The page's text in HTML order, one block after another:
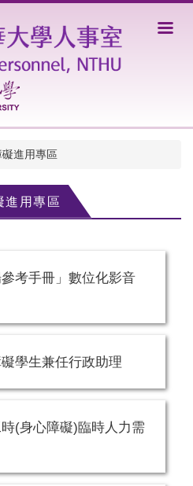
進用專區
進用專區
參考手冊」數位化影音
學生兼任行政助理
(身心障礙)臨時人力需